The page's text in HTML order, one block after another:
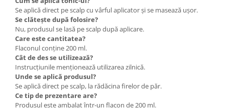
Se aplică direct pe scalp cu vârful aplicator și se masează ușor.
Se clătește după folosire?
Nu, produsul se lasă pe scalp după aplicare.
Care este cantitatea?
Flaconul conține 200 ml.
Cât de des se utilizează?
Instrucțiunile menționează utilizarea zilnică.
Unde se aplică produsul?
Se aplică direct pe scalp, la rădăcina firelor de păr.
Ce tip de prezentare are?
Produsul este ambalat într-un flacon de 200 ml.